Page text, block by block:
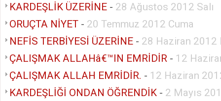
KARDEŞLİK ÜZERİNE - 28 Ağustos 2012 Salı
ORUÇTA NİYET - 20 Temmuz 2012 Cuma
NEFİS TERBİYESİ ÜZERİNE - 28 Haziran 2012
ÇALIŞMAK ALLAHâ€™IN EMRİDİR - 12
ÇALIŞMAK ALLAH EMRİDİR. - 12 Haziran
KARDEŞLİĞİ ONDAN ÖĞRENDİK - 2 Mayıs